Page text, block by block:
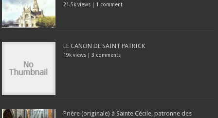
21.5k views | 1 comment
LE CANON DE SAINT PATRICK
19k views | 3 comments
Prière (originale) à Sainte Cécile, patronne des